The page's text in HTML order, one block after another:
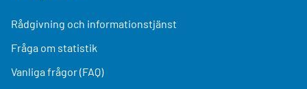
Rådgivning och informationstjänst
Fråga om statistik
Vanliga frågor (FAQ)